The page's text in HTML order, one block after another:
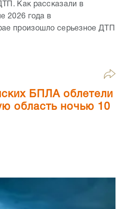
Как рассказали в
2026 года в
произошло серьезное ДТП
БПЛА облетели
область ночью 10